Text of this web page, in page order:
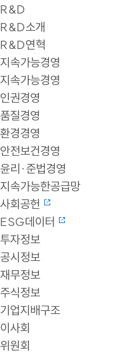
R&D
R&D소개
R&D연혁
지속가능경영
지속가능경영
인권경영
품질경영
환경경영
안전보건경영
윤리·준법경영
지속가능한공급망
사회공헌
ESG데이터
투자정보
공시정보
재무정보
주식정보
기업지배구조
이사회
위원회